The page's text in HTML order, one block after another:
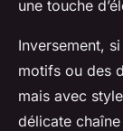
une touche
Inversement,
motifs ou des
mais avec
délicate